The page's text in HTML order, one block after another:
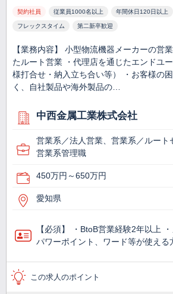
契約社員 従業員1000名以上 年間休日120日以上
フレックスタイム 第二新卒歓迎
【業務内容】 小型物流機器メーカーの営
たルート営業 ・代理店を通じたエンドユ
様打合せ・納入立ち合い等） ・お客様の
く、自社製品や海外製品の…
中西金属工業株式会社
営業系／法人営業、営業系／ルート
営業系管理職
450万円～650万円
愛知県
【必須】 ・BtoB営業経験2年以上
パワーポイント、ワード等が使え
この求人のポイント